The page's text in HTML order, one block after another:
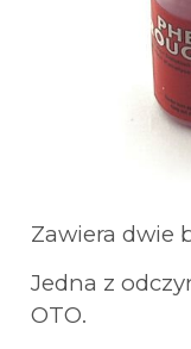
Zawiera dwie
Jedna z
OTO.